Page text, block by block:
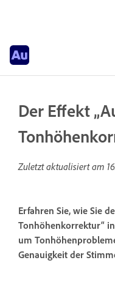
Der Effekt
Zuletzt aktualisiert am
Erfahren Sie, wie Sie
Tonhöhenkorrektur“
um
Genauigkeit der